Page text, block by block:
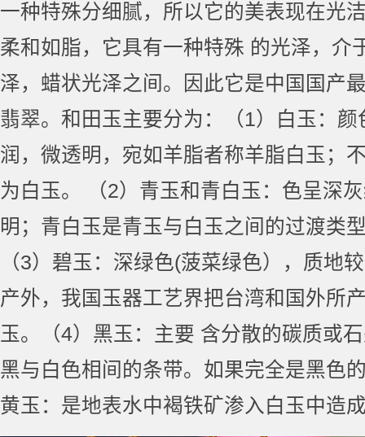
一种特殊分细腻，所以它的美表现在光
柔和如脂，它具有一种特殊 的光泽，介
泽，蜡状光泽之间。因此它是中国国产
翡翠。和田玉主要分为：（1）白玉：
润，微透明，宛如羊脂者称羊脂白玉；
为白玉。 （2）青玉和青白玉：色呈深
明；青白玉是青玉与白玉之间的过渡类
（3）碧玉：深绿色(菠菜绿色），质地
产外，我国玉器工艺界把台湾和国外所
玉。（4）黑玉：主要 含分散的碳质或
黑与白色相间的条带。如果完全是黑色
黄玉：是地表水中褐铁矿渗入白玉中造